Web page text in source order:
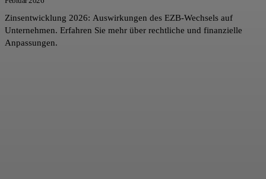
Zinsentwicklung 2026: Auswirkungen des EZB-Wechsels auf
Unternehmen. Erfahren Sie mehr über rechtliche und finanzielle
Anpassungen.